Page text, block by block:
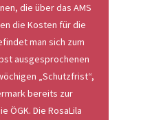
die über das AMS
die Kosten für die
man sich zum
ausgesprochenen
„Schutzfrist“,
bereits zur
ÖGK. Die RosaLila